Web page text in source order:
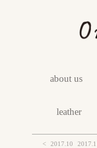
about us
leather
< 2017.10